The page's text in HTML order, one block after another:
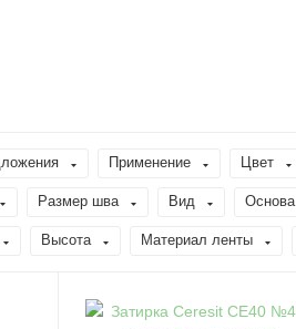
Применение Цвет
Размер шва Вид Основа
Высота Материал ленты